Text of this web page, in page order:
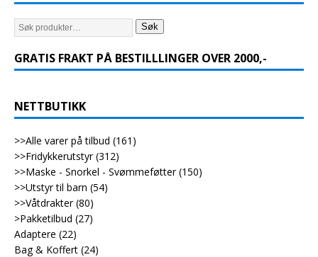
Søk
GRATIS FRAKT PÅ BESTILLLINGER OVER 2000,-
NETTBUTIKK
>>Alle varer på tilbud (161)
>>Fridykkerutstyr (312)
>>Maske - Snorkel - Svømmeføtter (150)
>>Utstyr til barn (54)
>>Våtdrakter (80)
>Pakketilbud (27)
Adaptere (22)
Bag & Koffert (24)